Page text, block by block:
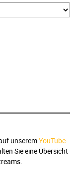
unseremYouTube-
Sie eine Übersicht